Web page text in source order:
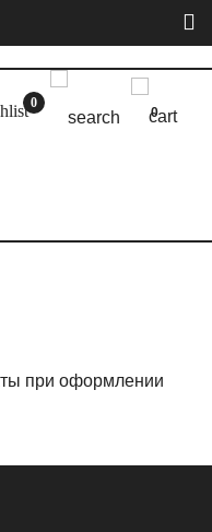
0
0
при оформлении